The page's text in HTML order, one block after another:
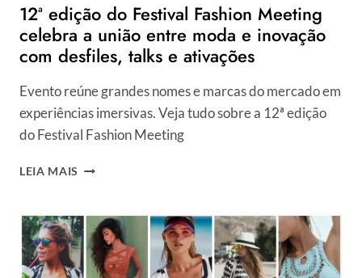
12ª edição do Festival Fashion Meeting
celebra a união entre moda e inovação
com desfiles, talks e ativações
Evento reúne grandes nomes e marcas do mercado em
experiências imersivas. Veja tudo sobre a 12ª edição
do Festival Fashion Meeting
LEIA MAIS 12ª
FESTIVAL
FASHION
MEETING
CELEBRA